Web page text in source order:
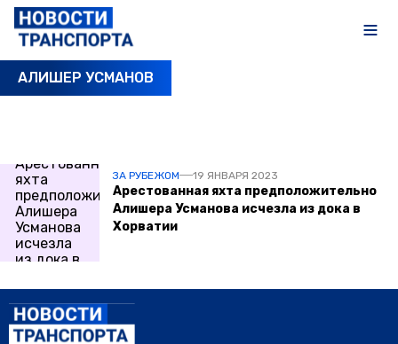
АЛИШЕР УСМАНОВ
ЗА РУБЕЖОМ 19 ЯНВАРЯ 2023
Арестованная яхта предположительно
Алишера Усманова исчезла из дока в
Хорватии